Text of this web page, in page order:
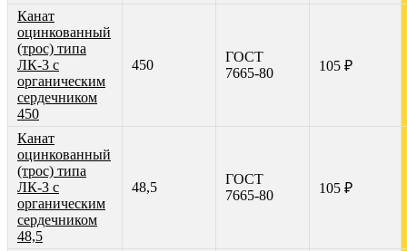
Канат
оцинкованный
(трос) типа
ЛК-3 с
органическим
сердечником
450
450
ГОСТ
7665-80
105 ₽
Канат
оцинкованный
(трос) типа
ЛК-3 с
органическим
сердечником
48,5
48,5
ГОСТ
7665-80
105 ₽